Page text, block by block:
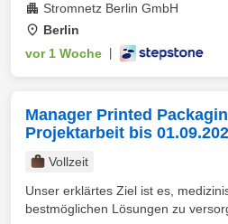
Stromnetz Berlin GmbH
Berlin
vor 1 Woche
Manager Printed
Projektarbeit bis
Vollzeit
Unser erklärtes Ziel ist es,
bestmöglichen Lösungen zu